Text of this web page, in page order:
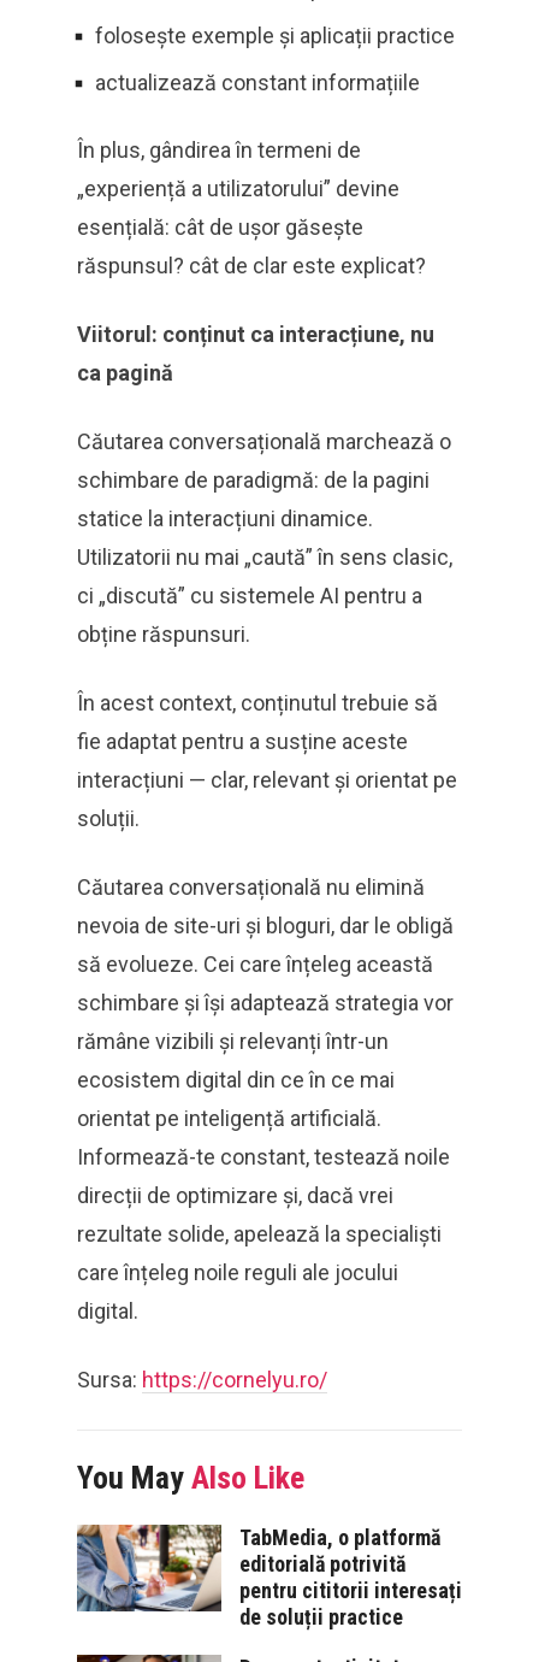
folosește exemple și aplicații practice
actualizează constant informațiile
În plus, gândirea în termeni de
„experiență a utilizatorului” devine
esențială: cât de ușor găsește
răspunsul? cât de clar este explicat?
Viitorul: conținut ca interacțiune, nu
ca pagină
Căutarea conversațională marchează o
schimbare de paradigmă: de la pagini
statice la interacțiuni dinamice.
Utilizatorii nu mai „caută” în sens clasic,
ci „discută” cu sistemele AI pentru a
obține răspunsuri.
În acest context, conținutul trebuie să
fie adaptat pentru a susține aceste
interacțiuni — clar, relevant și orientat pe
soluții.
Căutarea conversațională nu elimină
nevoia de site-uri și bloguri, dar le obligă
să evolueze. Cei care înțeleg această
schimbare și își adaptează strategia vor
rămâne vizibili și relevanți într-un
ecosistem digital din ce în ce mai
orientat pe inteligență artificială.
Informează-te constant, testează noile
direcții de optimizare și, dacă vrei
rezultate solide, apelează la specialiști
care înțeleg noile reguli ale jocului
digital.
Sursa: https://cornelyu.ro/
You May Also Like
TabMedia, o platformă
editorială potrivită
pentru cititorii interesați
de soluții practice